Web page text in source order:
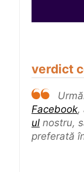
verdict
Facebook,
ul nostru,
preferată